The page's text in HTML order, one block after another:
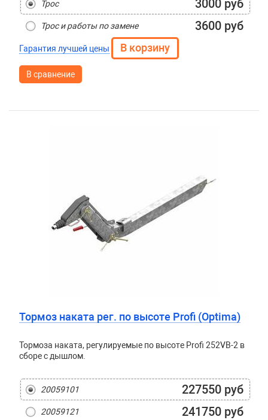
Трос 3000 руб
Трос и работы по замене 3600 руб
Гарантия лучшей цены
В сравнение
Тормоз наката рег. по высоте Profi (Optima)
Тормоза наката, регулируемые по высоте Profi 252VB-2 в
сборе с дышлом.
20059101 227550 руб
20059121 241750 руб